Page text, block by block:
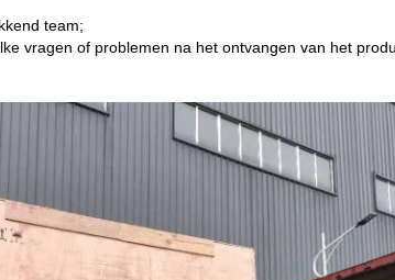
team;
vragen of problemen na het ontvangen van het